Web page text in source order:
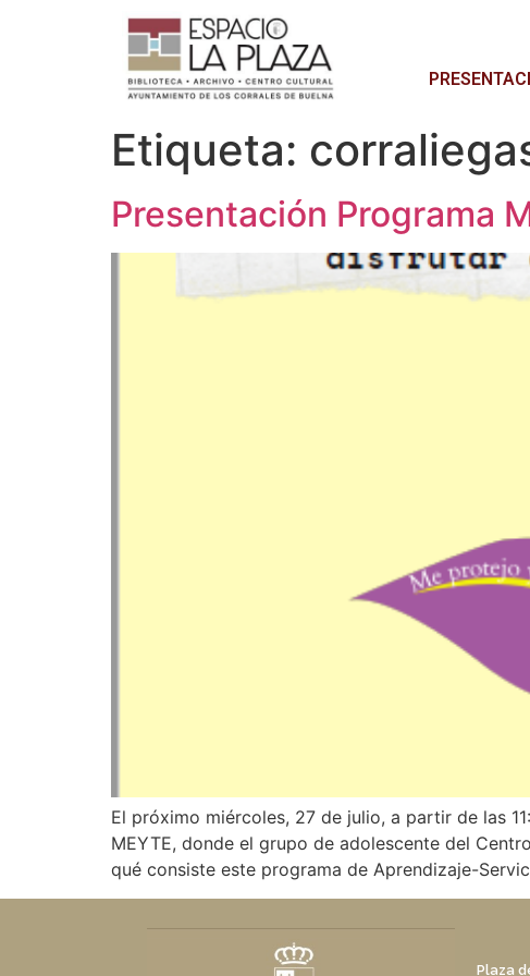
Etiqueta:
Presentación Programa
El próximo miércoles, 27 de julio, a partir de las
MEYTE, donde el grupo de adolescente del
qué consiste este programa de Aprendizaje-
Plaza